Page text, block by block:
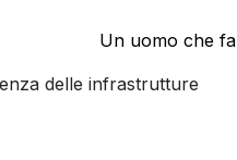
delle infrastrutture